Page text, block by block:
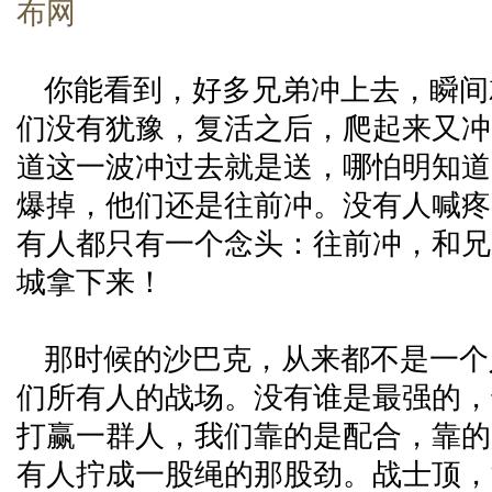
布网
你能看到，好多兄弟冲上去，瞬
们没有犹豫，复活之后，爬起来又
道这一波冲过去就是送，哪怕明知
爆掉，他们还是往前冲。没有人喊
有人都只有一个念头：往前冲，和
城拿下来！
那时候的沙巴克，从来都不是一
们所有人的战场。没有谁是最强的
打赢一群人，我们靠的是配合，靠
有人拧成一股绳的那股劲。战士顶